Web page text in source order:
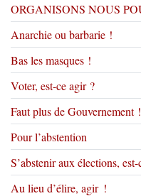
ORGANISONS NOUS
Anarchie ou barbarie !
Bas les masques !
Voter, est-ce agir ?
Faut plus de Gouvernement !
Pour l’abstention
S’abstenir aux élections,
Au lieu d’élire, agir !